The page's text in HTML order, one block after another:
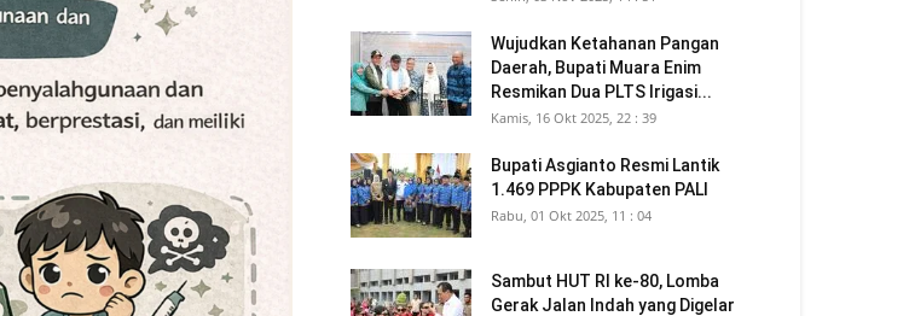
Wujudkan Ketahanan Pangan
Daerah, Bupati Muara Enim
Resmikan Dua PLTS Irigasi...
Kamis, 16 Okt 2025, 22 : 39
Bupati Asgianto Resmi Lantik
1.469 PPPK Kabupaten PALI
Rabu, 01 Okt 2025, 11 : 04
Sambut HUT RI ke-80, Lomba
Gerak Jalan Indah yang Digelar